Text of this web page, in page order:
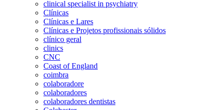
clinical specialist in psychiatry
Clínicas
Clínicas e Lares
Clínicas e Projetos profissionais sólidos
clínico geral
clinics
CNC
Coast of England
coimbra
colaboradore
colaboradores
colaboradores dentistas